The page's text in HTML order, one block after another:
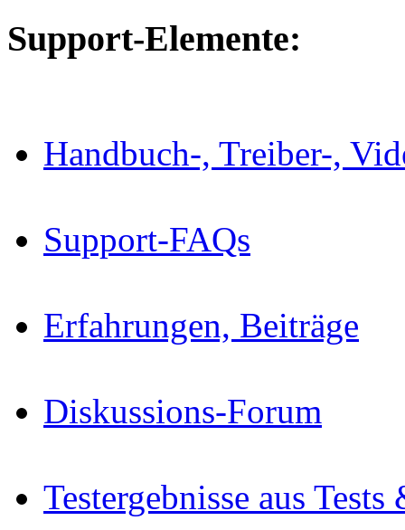
Support-Elemente:
Handbuch-, Treiber-,
Support-FAQs
Erfahrungen, Beiträge
Diskussions-Forum
Testergebnisse aus